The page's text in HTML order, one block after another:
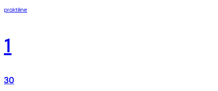
praktiline
1
30